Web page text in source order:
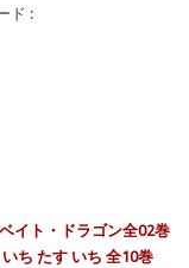
ド :
イト・ドラゴン全02巻
ち たす いち 全10巻